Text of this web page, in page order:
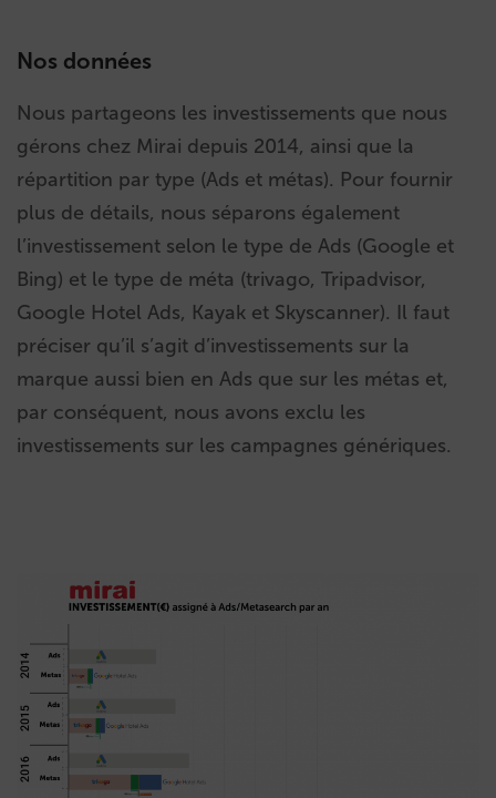
Nos données
Nous partageons les investissements que nous
gérons chez Mirai depuis 2014, ainsi que la
répartition par type (Ads et métas). Pour fournir
plus de détails, nous séparons également
l’investissement selon le type de Ads (Google et
Bing) et le type de méta (trivago, Tripadvisor,
Google Hotel Ads, Kayak et Skyscanner). Il faut
préciser qu’il s’agit d’investissements sur la
marque aussi bien en Ads que sur les métas et,
par conséquent, nous avons exclu les
investissements sur les campagnes génériques.